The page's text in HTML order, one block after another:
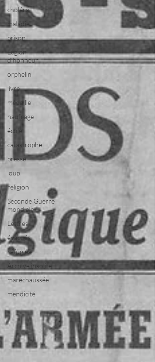
choléra
maladie
prison
Légion
d'honneur
orphelin
livre
médaille
naufrage
école
catastrophe
presse
loup
religion
Seconde Guerre
mondiale
Lettres
évacués
réfugiés
Archive insolite
maréchaussée
mendicité